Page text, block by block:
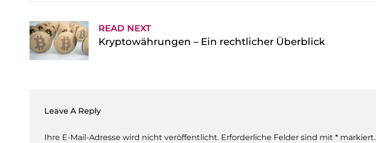
READ NEXT
Kryptowährungen – Ein rechtlicher Überblick
Leave A Reply
Ihre E-Mail-Adresse wird nicht veröffentlicht. Erforderliche Felder sind mit * markiert.